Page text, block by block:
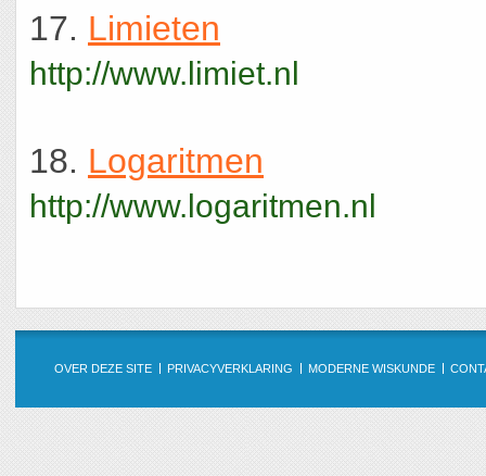
17. Limieten
http://www.limiet.nl
18. Logaritmen
http://www.logaritmen.nl
OVER DEZE SITE PRIVACYVERKLARING MODERNE WISKUNDE